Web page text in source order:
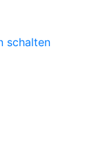
schalten